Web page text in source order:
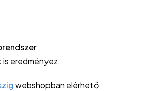
is eredményez.
webshopban elérhető